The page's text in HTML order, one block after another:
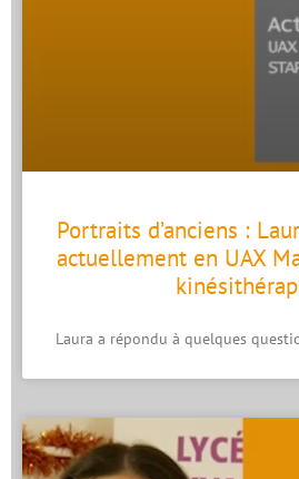
Portraits d’anciens :
actuellement en UAX
Laura a répondu à quelques